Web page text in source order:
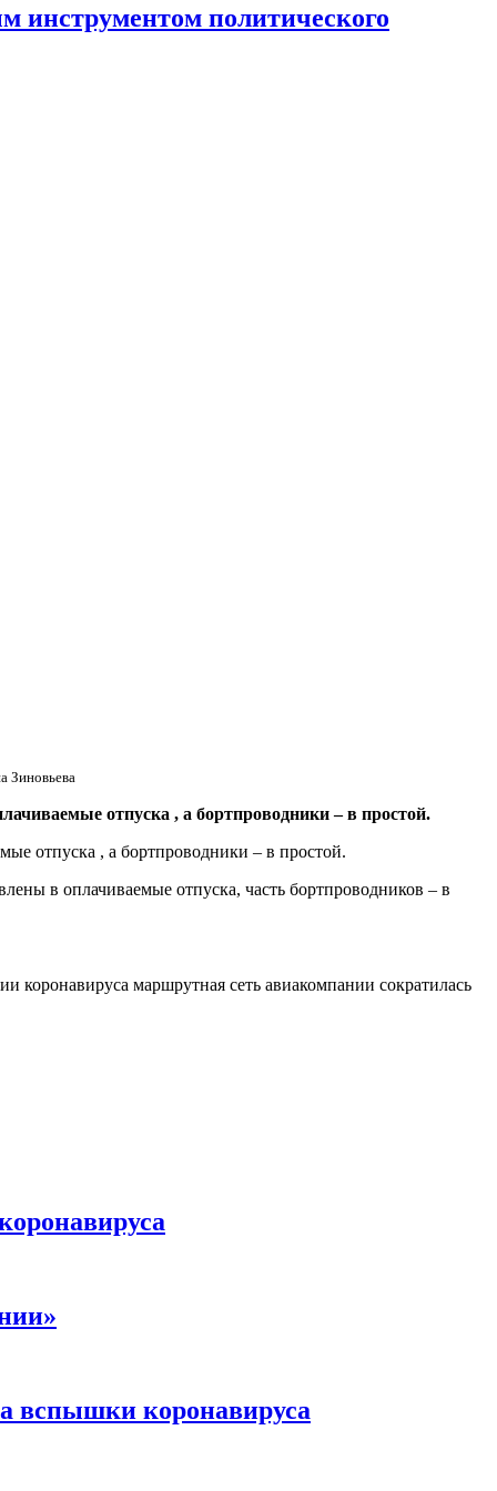
инструментом политического
Зиновьева
отпуска , а бортпроводники – в простой.
отпуска , а бортпроводники – в простой.
в оплачиваемые отпуска, часть бортпроводников – в
маршрутная сеть авиакомпании сократилась
вспышки коронавируса